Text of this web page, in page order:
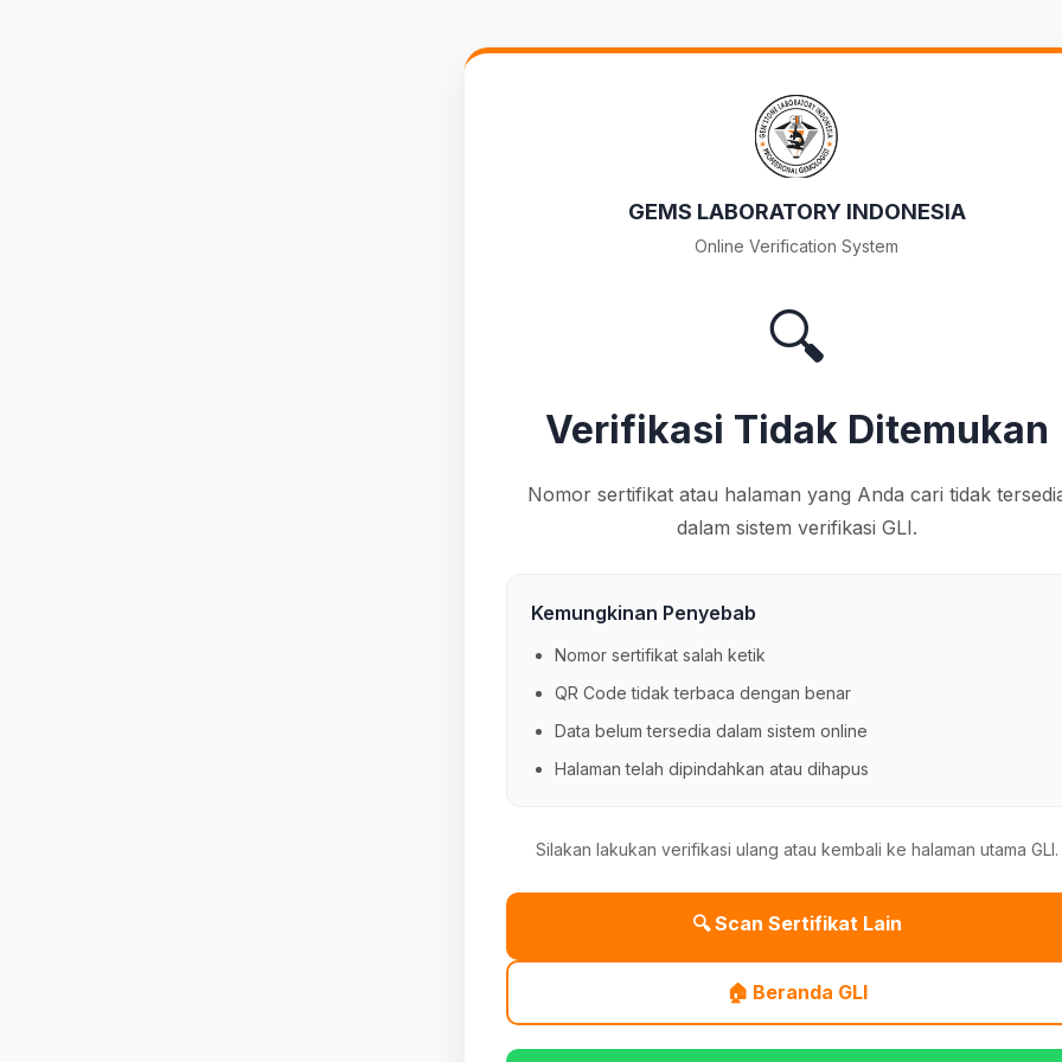
GEMS LABORATORY INDONESIA
Online Verification System
🔍
Verifikasi Tidak Ditemukan
Nomor sertifikat atau halaman yang Anda cari tidak
dalam sistem verifikasi GLI.
Kemungkinan Penyebab
Nomor sertifikat salah ketik
QR Code tidak terbaca dengan benar
Data belum tersedia dalam sistem online
Halaman telah dipindahkan atau dihapus
Silakan lakukan verifikasi ulang atau kembali ke halaman utama GLI.
🔍 Scan Sertifikat Lain
🏠 Beranda GLI